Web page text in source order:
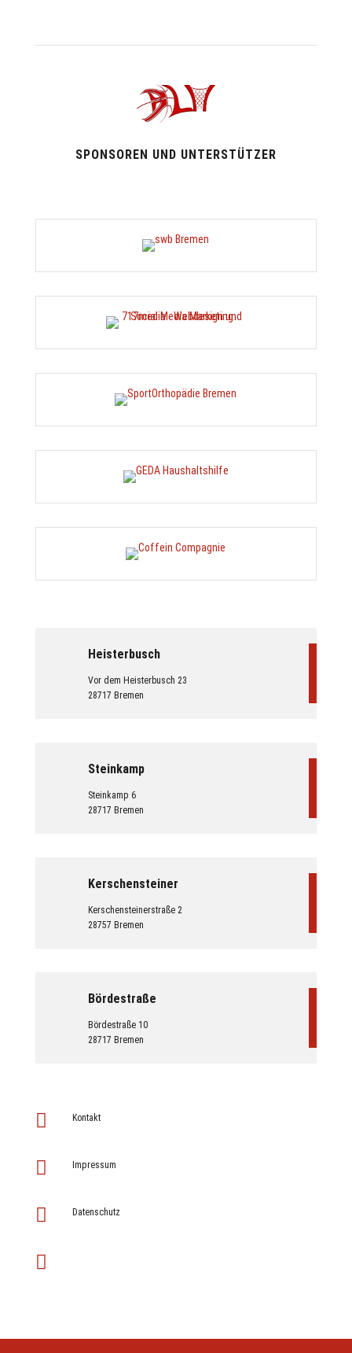
SPONSOREN UND UNTERSTÜTZER
Heisterbusch
Vor dem Heisterbusch 23
28717 Bremen
Steinkamp
Steinkamp 6
28717 Bremen
Kerschensteiner
Kerschensteinerstraße 2
28757 Bremen
Bördestraße
Bördestraße 10
28717 Bremen
 Kontakt
 Impressum
 Datenschutz
